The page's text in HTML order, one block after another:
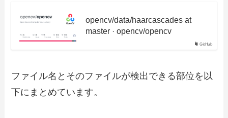
GitHub
opencv/data/haarcascades at
master · opencv/opencv
ファイル名とそのファイルが検出できる部位を以
下にまとめています。